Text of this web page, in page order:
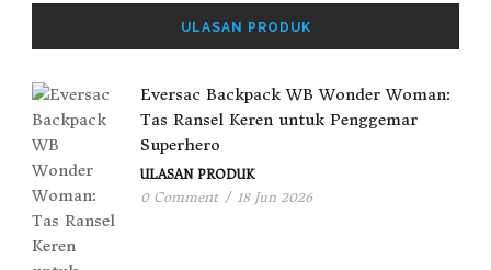
ULASAN PRODUK
Eversac Backpack WB Wonder Woman:
Tas Ransel Keren untuk Penggemar
Superhero
ULASAN PRODUK
0 Comment / 18 Jun 2026